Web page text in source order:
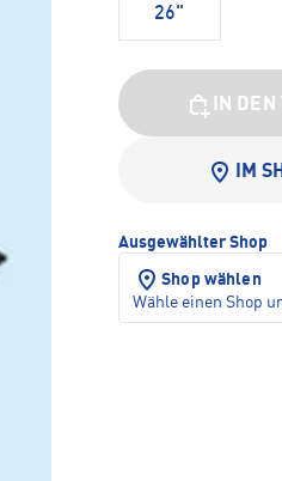
26"
IN
IM
Ausgewählter Shop
Shop wählen
Wähle einen Shop